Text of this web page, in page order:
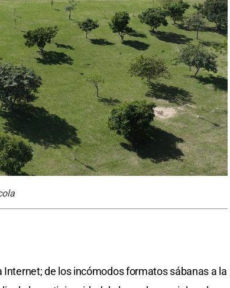
de los incómodos formatos sábanas a la